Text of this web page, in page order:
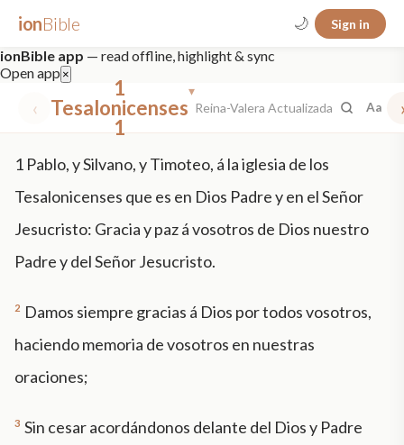
ionBible 🌙 Sign in
ionBible app — read offline, highlight & sync
Open app ×
‹
1
Tesalonicenses
1
▾
Reina-Valera Actualizada Aa
mt 5 "peace that passeth" grace -law
1 Pablo, y Silvano, y Timoteo, á la iglesia de los
Tesalonicenses que es en Dios Padre y en el Señor
Jesucristo: Gracia y paz á vosotros de Dios nuestro
Padre y del Señor Jesucristo.
2 Damos siempre gracias á Dios por todos vosotros,
haciendo memoria de vosotros en nuestras
oraciones;
3 Sin cesar acordándonos delante del Dios y Padre